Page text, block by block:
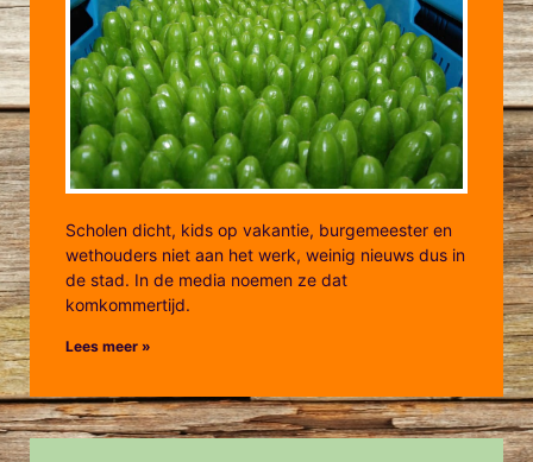
Scholen dicht, kids op vakantie, burgemeester en
wethouders niet aan het werk, weinig nieuws dus in
de stad. In de media noemen ze dat
komkommertijd.
Lees meer »